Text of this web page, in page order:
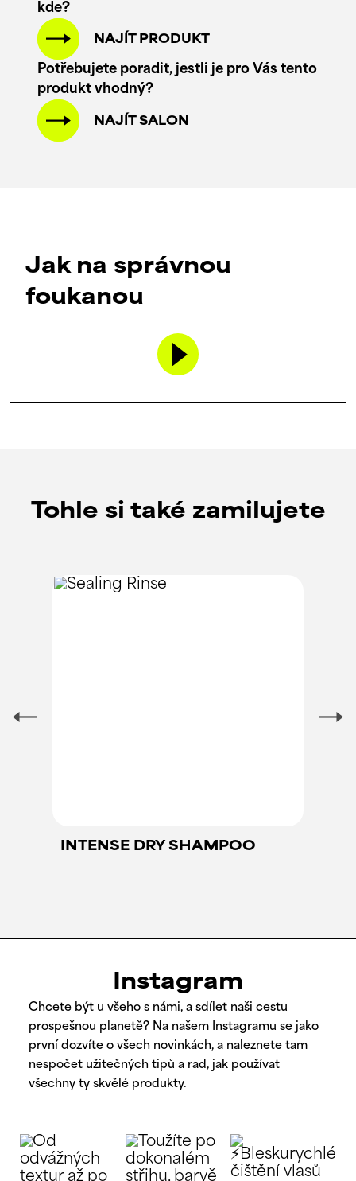
kde?
NAJÍT PRODUKT
Potřebujete poradit, jestli je pro Vás tento
produkt vhodný?
NAJÍT SALON
Jak na správnou
foukanou
Tohle si také zamilujete
INTENSE DRY SHAMPOO
Instagram
Chcete být u všeho s námi, a sdílet naši cestu
prospešnou planetě? Na našem Instagramu se jako
první dozvíte o všech novinkách, a naleznete tam
nespočet užitečných tipů a rad, jak používat
všechny ty skvělé produkty.